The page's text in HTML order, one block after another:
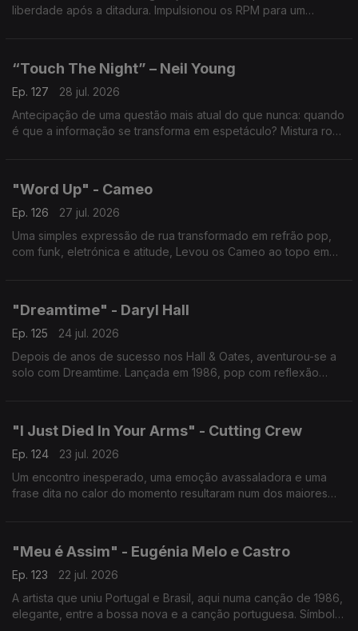
liberdade após a ditadura. Impulsionou os RPM para um
“Touch The Night” – Neil Young
Ep. 127
28 jul. 2026
Antecipação de uma questão mais atual do que nunca: quando
é que a informação se transforma em espetáculo? Mistura rock
"Word Up" - Cameo
Ep. 126
27 jul. 2026
Uma simples expressão de rua transformado em refrão pop,
com funk, eletrónica e atitude, Levou os Cameo ao topo em
"Dreamtime" - Daryl Hall
Ep. 125
24 jul. 2026
Depois de anos de sucesso nos Hall & Oates, aventurou-se a
solo com Dreamtime. Lançada em 1986, pop com reflexão
"I Just Died In Your Arms" - Cutting Crew
Ep. 124
23 jul. 2026
Um encontro inesperado, uma emoção avassaladora e uma
frase dita no calor do momento resultaram num dos maiores
"Meu é Assim" - Eugénia Melo e Castro
Ep. 123
22 jul. 2026
A artista que uniu Portugal e Brasil, aqui numa canção de 1986,
elegante, entre a bossa nova e a canção portuguesa. Símbolo